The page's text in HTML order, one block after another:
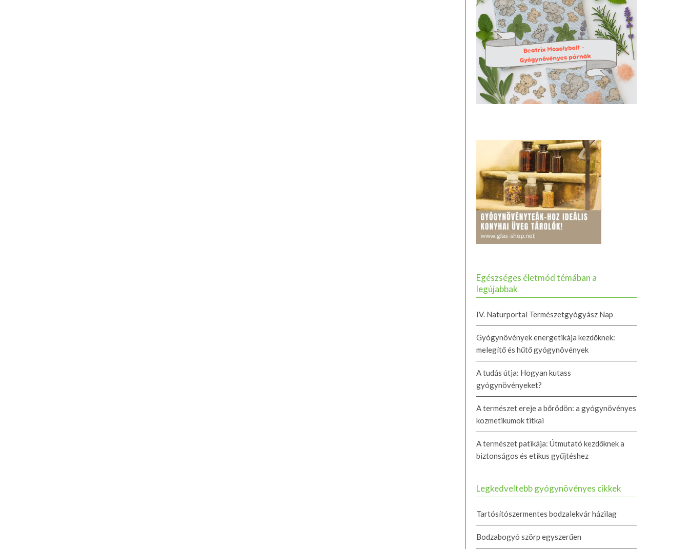
Egészséges életmód témában a
legújabbak
IV. Naturportal Természetgyógyász Nap
Gyógynövények energetikája kezdőknek:
melegítő és hűtő gyógynövények
A tudás útja: Hogyan kutass
gyógynövényeket?
A természet ereje a bőrödön: a gyógynövényes
kozmetikumok titkai
A természet patikája: Útmutató kezdőknek a
biztonságos és etikus gyűjtéshez
Legkedveltebb gyógynövényes cikkek
Tartósítószermentes bodzalekvár házilag
Bodzabogyó szörp egyszerűen